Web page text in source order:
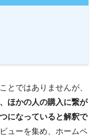
とではありませんが、
ほかの人の購入に繋が
になっていると解釈で
ューを集め、ホームペ